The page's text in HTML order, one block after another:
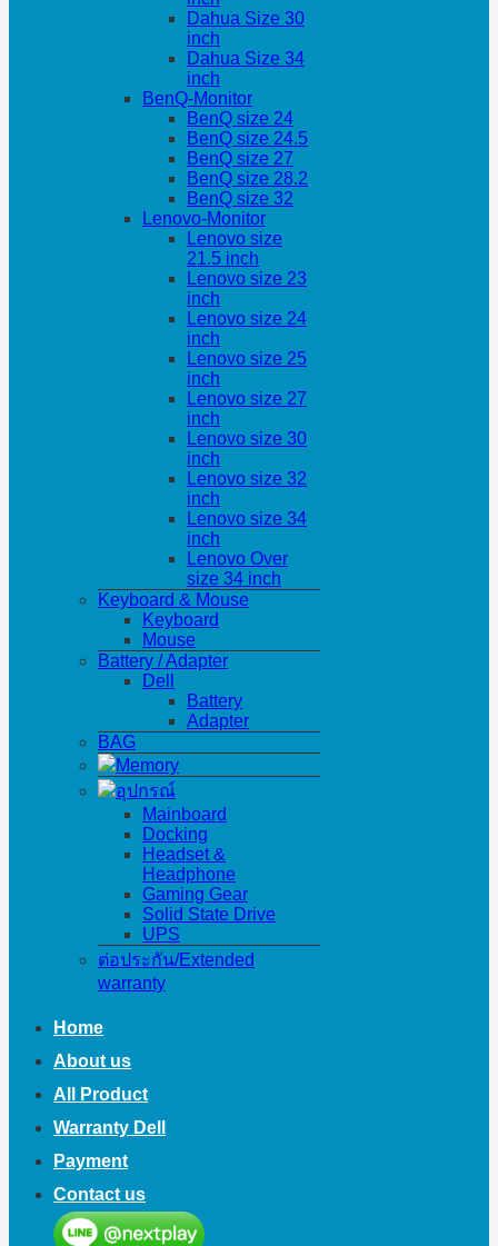
Dahua Size 30
inch
Dahua Size 34
inch
BenQ-Monitor
BenQ size 24
BenQ size 24.5
BenQ size 27
BenQ size 28.2
BenQ size 32
Lenovo-Monitor
Lenovo size
21.5 inch
Lenovo size 23
inch
Lenovo size 24
inch
Lenovo size 25
inch
Lenovo size 27
inch
Lenovo size 30
inch
Lenovo size 32
inch
Lenovo size 34
inch
Lenovo Over
size 34 inch
Keyboard & Mouse
Keyboard
Mouse
Battery / Adapter
Dell
Battery
Adapter
BAG
Memory
อุปกรณ์
Mainboard
Docking
Headset &
Headphone
Gaming Gear
Solid State Drive
UPS
ต่อประกัน/Extended
warranty
Home
About us
All Product
Warranty Dell
Payment
Contact us